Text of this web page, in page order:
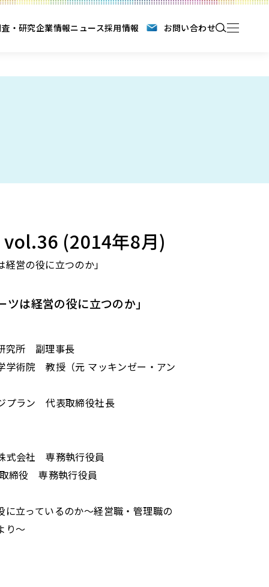
・研究企業情報ニュース採用情報 お問い合わせ
(2014年8月)
営の役に立つのか」
は経営の役に立つのか」
究所 副理事長
術院 教授（元 マッキンゼー・アン
プラン 代表取締役社長
式会社 専務執行役員
締役 専務執行役員
に立っているのか～経営職・管理職の
り～